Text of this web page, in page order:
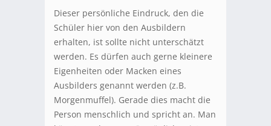
Dieser persönliche Eindruck, den die
Schüler hier von den Ausbildern
erhalten, ist sollte nicht unterschätzt
werden. Es dürfen auch gerne kleinere
Eigenheiten oder Macken eines
Ausbilders genannt werden (z.B.
Morgenmuffel). Gerade dies macht die
Person menschlich und spricht an. Man